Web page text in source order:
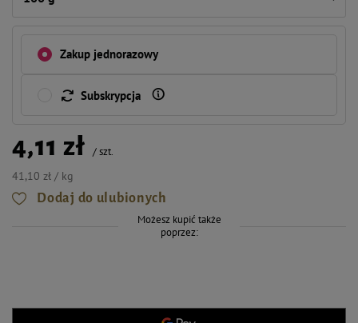
Zakup jednorazowy
Subskrypcja
4,11 zł /szt.
41,10 zł / kg
Dodaj do ulubionych
Możesz kupić także
poprzez: